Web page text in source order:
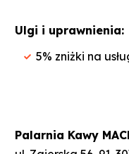
Ulgi i uprawnienia:
5% zniżki na
Palarnia Kawy